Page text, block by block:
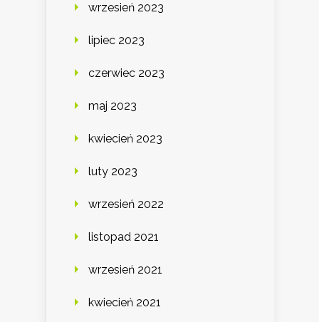
wrzesień 2023
lipiec 2023
czerwiec 2023
maj 2023
kwiecień 2023
luty 2023
wrzesień 2022
listopad 2021
wrzesień 2021
kwiecień 2021